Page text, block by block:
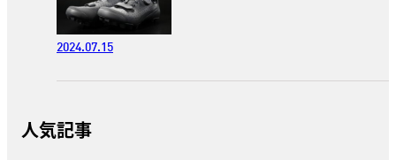
2024.07.15
人気記事